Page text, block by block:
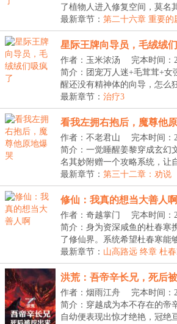
了植物人进入修复空间，莫名
系...
最新章节： 第二十六章 重要的
星际王牌向导员，毛绒绒
作者：玉米浓汤
完本时间：
简介：团宠万人迷+毛茸茸+女
醒还没有精神体的向导，怎么
之...
最新章节： 治疗3
看我左拥右抱后，魔尊他
作者：不老君山
完本时间：
简介：一觉睡醒姜黎穿成玄幻
名其妙附赠一个攻略系统，让
是...
最新章节： 第三十二章：劝说
修仙：我真的想当大善人啊
作者：奇越掌门
完本时间：
简介：身为资深咸鱼的杜春寒
了修仙界。系统希望杜春寒能
他...
最新章节： 山高路远 终章 杜
洪荒：吾帝辛长兄，死后
作者：烟雨江舟
完本时间：
简介：穿越成为本不存在的帝
自幼便表现出惊才绝艳，冠绝